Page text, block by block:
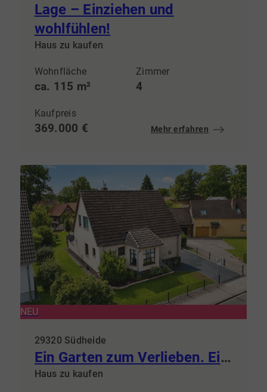
Lage – Einziehen und
wohlfühlen!
Haus zu kaufen
Wohnfläche
ca. 115 m²
Zimmer
4
Kaufpreis
369.000 € Mehr erfahren
NEU
29320 Südheide
Ein Garten zum Verlieben. Ein Haus zum Ankommen!
Haus zu kaufen